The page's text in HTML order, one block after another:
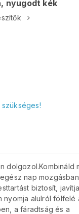
nyugodt kék
szükséges!
dolgozol.Kombináld
nap
biztosít,
nyomja alulról fölfelé
a fáradtság és a